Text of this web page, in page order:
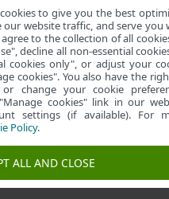
ESET forumESET Status
– med ensamrätt.
to give you the best
our website traffic, and serve you
to the collection of all
decline all non-essential
cookies only", or adjust your
cookies". You also have the
change your cookie
cookies" link in our
settings (if available). For
Policy.
ALL AND CLOSE